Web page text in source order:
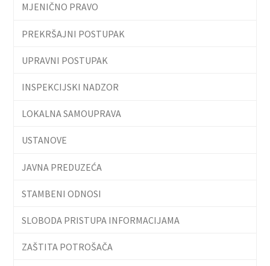
MJENIČNO PRAVO
PREKRŠAJNI POSTUPAK
UPRAVNI POSTUPAK
INSPEKCIJSKI NADZOR
LOKALNA SAMOUPRAVA
USTANOVE
JAVNA PREDUZEĆA
STAMBENI ODNOSI
SLOBODA PRISTUPA INFORMACIJAMA
ZAŠTITA POTROŠAČA